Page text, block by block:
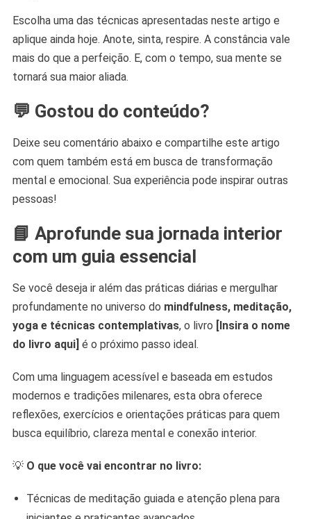
Escolha uma das técnicas apresentadas neste artigo e
aplique ainda hoje. Anote, sinta, respire. A constância vale
mais do que a perfeição. E, com o tempo, sua mente se
tornará sua maior aliada.
💬 Gostou do conteúdo?
Deixe seu comentário abaixo e compartilhe este artigo
com quem também está em busca de transformação
mental e emocional. Sua experiência pode inspirar outras
pessoas!
📘 Aprofunde sua jornada interior
com um guia essencial
Se você deseja ir além das práticas diárias e mergulhar
profundamente no universo do mindfulness, meditação,
yoga e técnicas contemplativas, o livro [Insira o nome
do livro aqui] é o próximo passo ideal.
Com uma linguagem acessível e baseada em estudos
modernos e tradições milenares, esta obra oferece
reflexões, exercícios e orientações práticas para quem
busca equilíbrio, clareza mental e conexão interior.
💡 O que você vai encontrar no livro:
Técnicas de meditação guiada e atenção plena para